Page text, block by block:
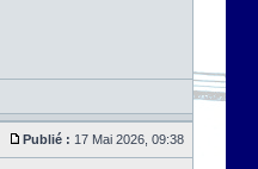
Publié : 17 Mai 2026, 09:38